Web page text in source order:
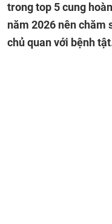
trong top 5 cung
năm 2026 nên chăm
chủ quan với bệnh